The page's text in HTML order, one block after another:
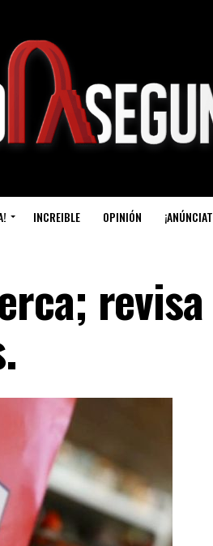
INCREIBLE OPINIÓN